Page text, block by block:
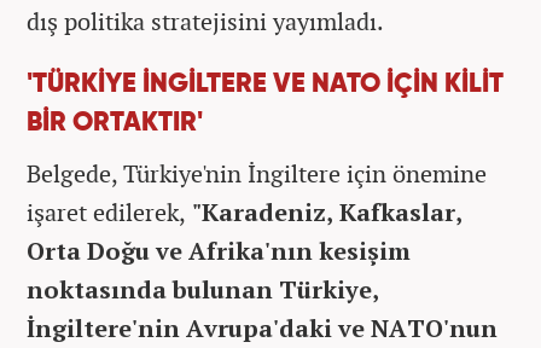
dış politika stratejisini yayımladı.
'TÜRKİYE İNGİLTERE VE NATO İÇİN KİLİT
BİR ORTAKTIR'
Belgede, Türkiye'nin İngiltere için önemine
işaret edilerek, "Karadeniz, Kafkaslar,
Orta Doğu ve Afrika'nın kesişim
noktasında bulunan Türkiye,
İngiltere'nin Avrupa'daki ve NATO'nun